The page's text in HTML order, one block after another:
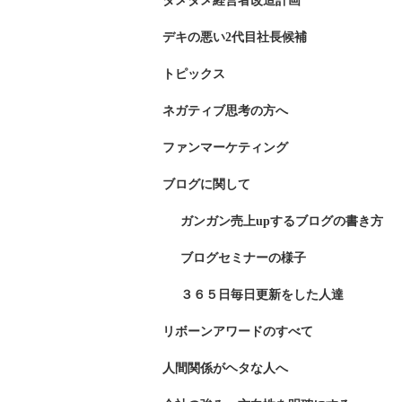
デキの悪い2代目社長候補
トピックス
ネガティブ思考の方へ
ファンマーケティング
ブログに関して
ガンガン売上upするブログの書き方
ブログセミナーの様子
３６５日毎日更新をした人達
リボーンアワードのすべて
人間関係がヘタな人へ